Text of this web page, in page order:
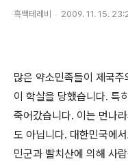
흑백테레비 2009. 11. 15.
많은 약소민족들이 제국
이 학살을 당했습니다. 특
죽어갔습니다. 이는 먼나
도 아닙니다. 대한민국에
민군과 빨치산에 의해 사